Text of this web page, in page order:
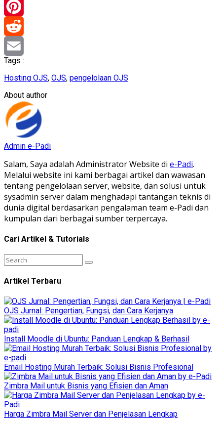
Telegram
Pinterest
Reddit
Email
Tags :
Hosting OJS, OJS, pengelolaan OJS
About author
Admin e-Padi
Salam, Saya adalah Administrator Website di e-Padi.
Melalui website ini kami berbagai artikel dan wawasan
tentang pengelolaan server, website, dan solusi untuk
sysadmin server dalam menghadapi tantangan teknis di
dunia digital berdasarkan pengalaman team e-Padi dan
kumpulan dari berbagai sumber terpercaya.
Cari Artikel & Tutorials
Artikel Terbaru
OJS Jurnal: Pengertian, Fungsi, dan Cara Kerjanya
Install Moodle di Ubuntu: Panduan Lengkap & Berhasil
Email Hosting Murah Terbaik: Solusi Bisnis Profesional
Zimbra Mail untuk Bisnis yang Efisien dan Aman
Harga Zimbra Mail Server dan Penjelasan Lengkap